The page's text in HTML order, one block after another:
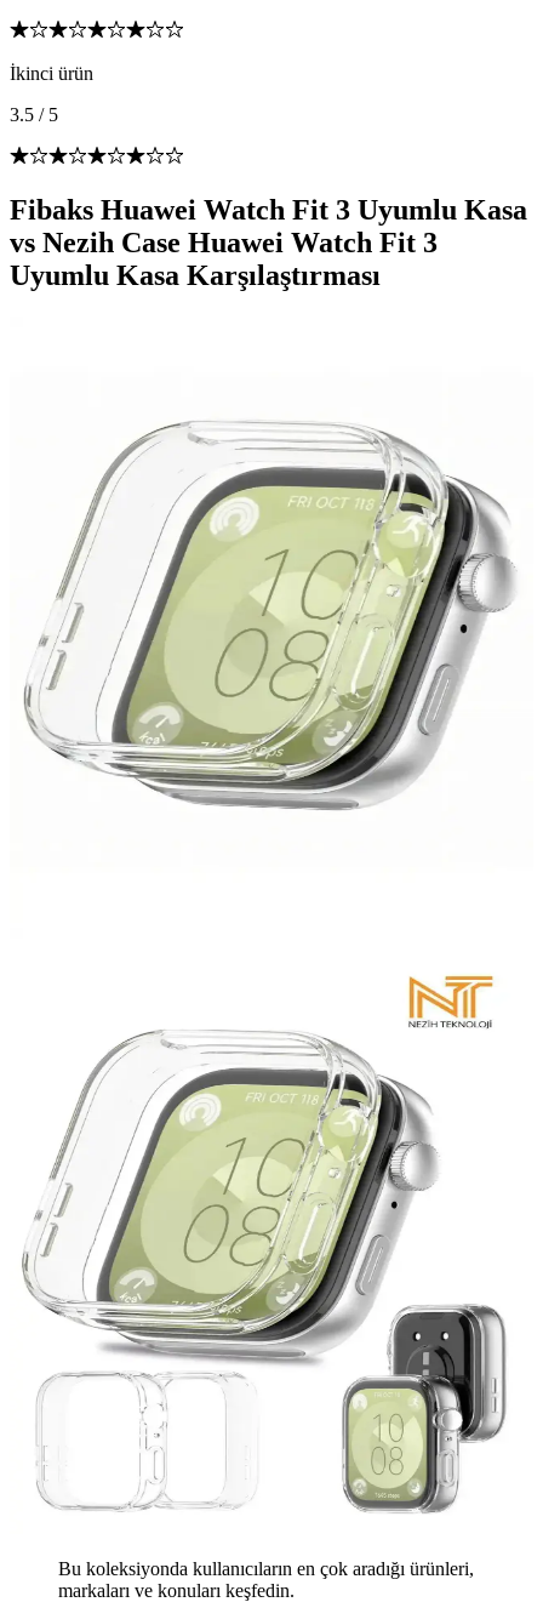
İkinci ürün
3.5 / 5
Fibaks Huawei Watch Fit 3 Uyumlu Kasa
vs Nezih Case Huawei Watch Fit 3
Uyumlu Kasa Karşılaştırması
Bu koleksiyonda kullanıcıların en çok aradığı ürünleri,
markaları ve konuları keşfedin.